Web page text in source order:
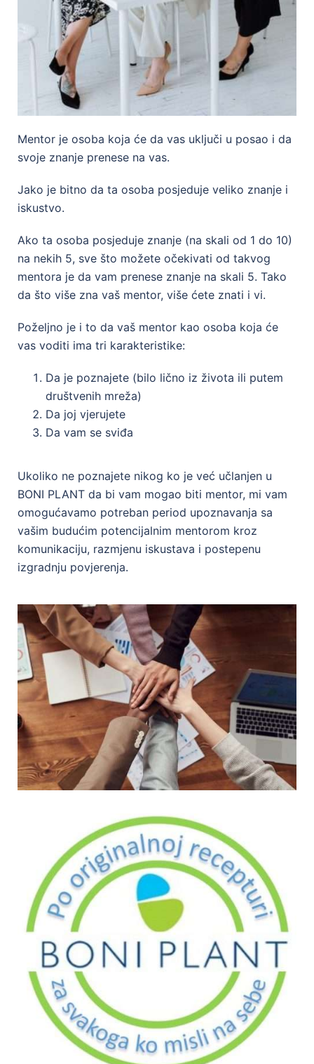
Mentor je osoba koja će da vas uključi u posao i da
svoje znanje prenese na vas.
Jako je bitno da ta osoba posjeduje veliko znanje i
iskustvo.
Ako ta osoba posjeduje znanje (na skali od 1 do 10)
na nekih 5, sve što možete očekivati od takvog
mentora je da vam prenese znanje na skali 5. Tako
da što više zna vaš mentor, više ćete znati i vi.
Poželjno je i to da vaš mentor kao osoba koja će
vas voditi ima tri karakteristike:
Da je poznajete (bilo lično iz života ili putem
društvenih mreža)
Da joj vjerujete
Da vam se sviđa
Ukoliko ne poznajete nikog ko je već učlanjen u
BONI PLANT da bi vam mogao biti mentor, mi vam
omogućavamo potreban period upoznavanja sa
vašim budućim potencijalnim mentorom kroz
komunikaciju, razmjenu iskustava i postepenu
izgradnju povjerenja.